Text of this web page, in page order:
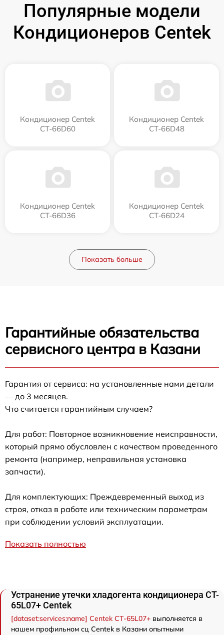
Популярные модели
Кондиционеров Centek
Кондиционер Centek
CT-66D60
Кондиционер Centek
CT-66D48
Кондиционер Centek
CT-66D36
Кондиционер Centek
CT-66D24
Показать больше
Гарантийные обязательства
сервисного центра в Казани
Гарантия от сервиса: на установленные нами детали
— до 3 месяцев.
Что считается гарантийным случаем?
Для работ: Повторное возникновение неисправности,
который прямо обусловлен с качеством проведенного
ремонта (например, неправильная установка
запчасти).
Для комплектующих: Преждевременный выход из
строя, отказ в работе или техническим параметрам
при соблюдении условий эксплуатации.
Показать полностью
Устранение утечки хладогента кондиционера CT-
65L07+ Centek
[dataset:services:name] Centek CT-65L07+ выполняется в
нашем профильном сц Centek в Казани опытными